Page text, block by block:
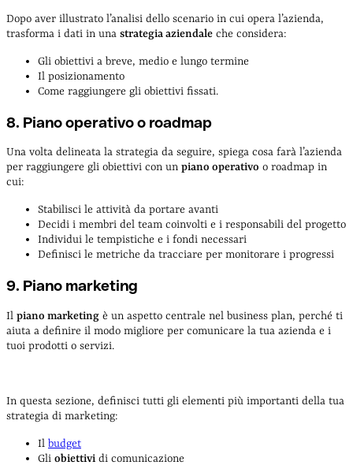
Dopo aver illustrato l’analisi dello scenario in cui opera l’azienda,
trasforma i dati in una strategia aziendale che considera:
Gli obiettivi a breve, medio e lungo termine
Il posizionamento
Come raggiungere gli obiettivi fissati.
8. Piano operativo o roadmap
Una volta delineata la strategia da seguire, spiega cosa farà l’azienda
per raggiungere gli obiettivi con un piano operativo o roadmap in
cui:
Stabilisci le attività da portare avanti
Decidi i membri del team coinvolti e i responsabili del progetto
Individui le tempistiche e i fondi necessari
Definisci le metriche da tracciare per monitorare i progressi
9. Piano marketing
Il piano marketing è un aspetto centrale nel business plan, perché ti
aiuta a definire il modo migliore per comunicare la tua azienda e i
tuoi prodotti o servizi.
In questa sezione, definisci tutti gli elementi più importanti della tua
strategia di marketing:
Il budget
Gli obiettivi di comunicazione